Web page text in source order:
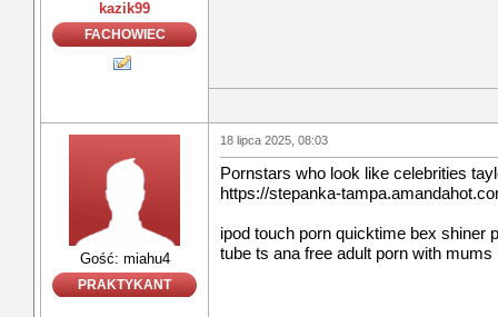
kazik99
FACHOWIEC
Gość: miahu4
PRAKTYKANT
18 lipca 2025, 08:03
Pornstars who look like celebrities
https://stepanka-
ipod touch porn quicktime bex shiner
tube ts ana free adult porn with mums